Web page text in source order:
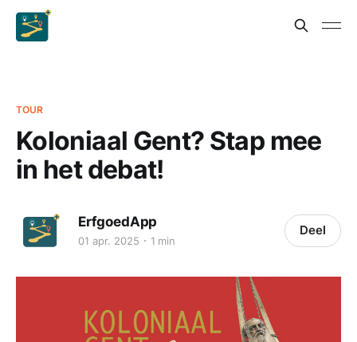
TOUR
Koloniaal Gent? Stap mee
in het debat!
ErfgoedApp
01 apr. 2025 1 min
Deel